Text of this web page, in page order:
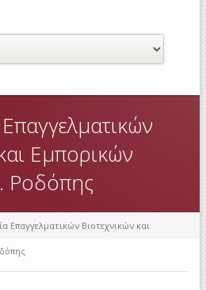
Εμπορικών
Ροδόπης
Επαγγελματικών Βιοτεχνικών και